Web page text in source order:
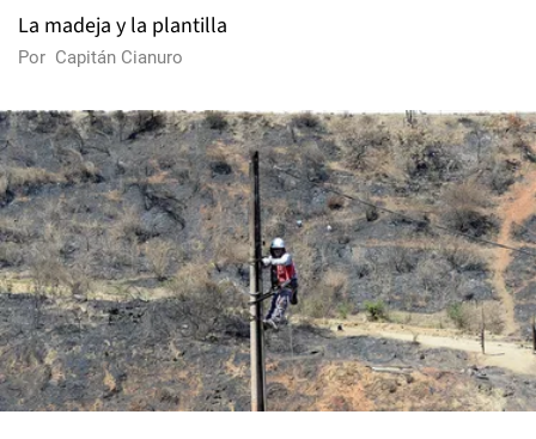
La madeja y la plantilla
Por Capitán Cianuro